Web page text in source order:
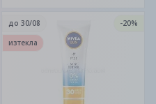
до 30/08
-20%
изтекла